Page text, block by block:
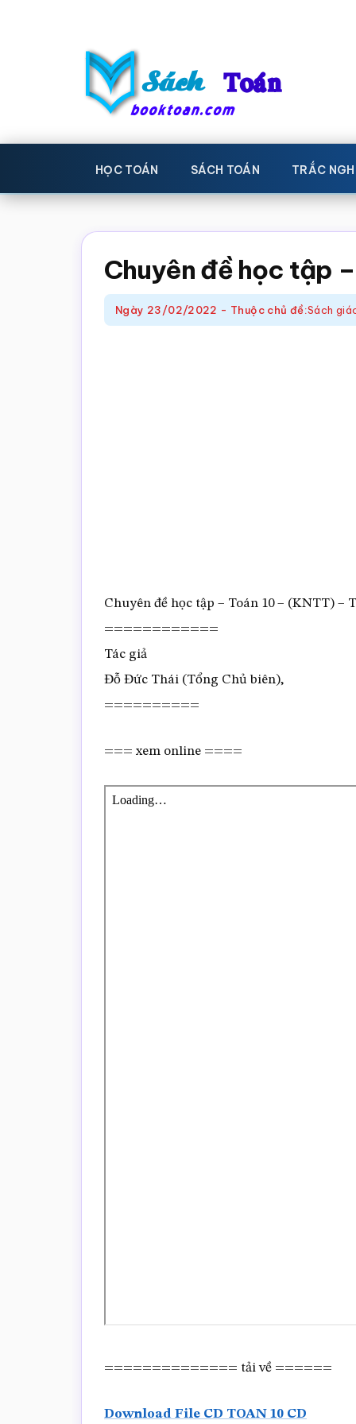
Sách
Toán
-
Học
toán
Học
toán,
toán,
Sách
HỌC TOÁN SÁCH TOÁN TRẮC
Chuyên đề học tập
Ngày 23/02/2022 - Thuộc chủ đề:Sách
Chuyên đề học tập – Toán 10 – (KNTT) –
============
Tác giả
Đỗ Đức Thái (Tổng Chủ biên),
==========
=== xem online ====
============== tải về ======
Download File CD TOAN 10 CD